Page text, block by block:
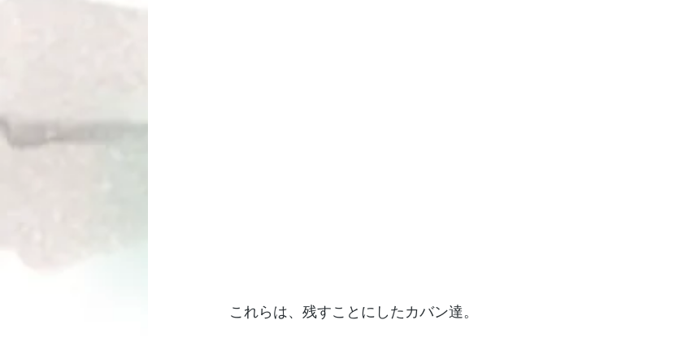
これらは、残すことにしたカバン達。